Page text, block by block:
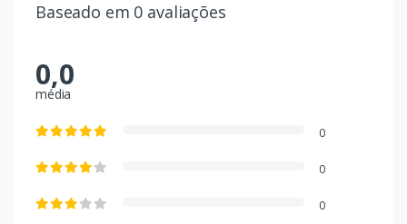
Baseado em 0 avaliações
0,0
média
0
0
0